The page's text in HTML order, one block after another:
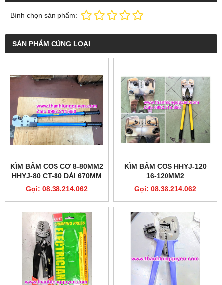
Bình chọn sản phẩm:
SẢN PHẨM CÙNG LOẠI
KÌM BẤM COS CƠ 8-80MM2
HHYJ-80 CT-80 DÀI 670MM
Gọi: 08.38.214.062
KÌM BẤM COS HHYJ-120
16-120MM2
Gọi: 08.38.214.062